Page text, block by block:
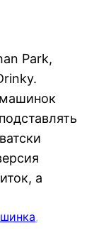
Park,
а